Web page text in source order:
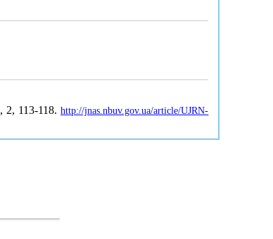
, 2, 113-118.http://jnas.nbuv.gov.ua/article/UJRN-